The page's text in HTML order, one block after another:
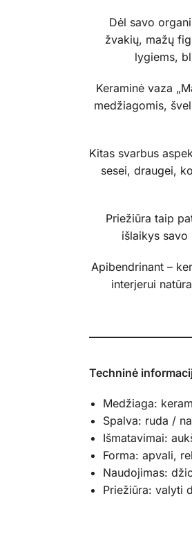
Dėl savo
žvakių, mažų
lygiems,
Keraminė vaza
medžiagomis,
Kitas svarbus
sesei, draugei,
Priežiūra taip
išlaikys
Apibendrinant –
interjerui
Techninė
Medžiaga:
Spalva: ruda /
Išmatavimai:
Forma: apvali,
Naudojimas:
Priežiūra: valyti